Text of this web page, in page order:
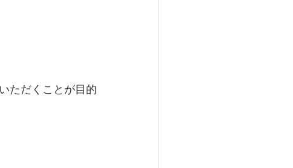
ただくことが目的